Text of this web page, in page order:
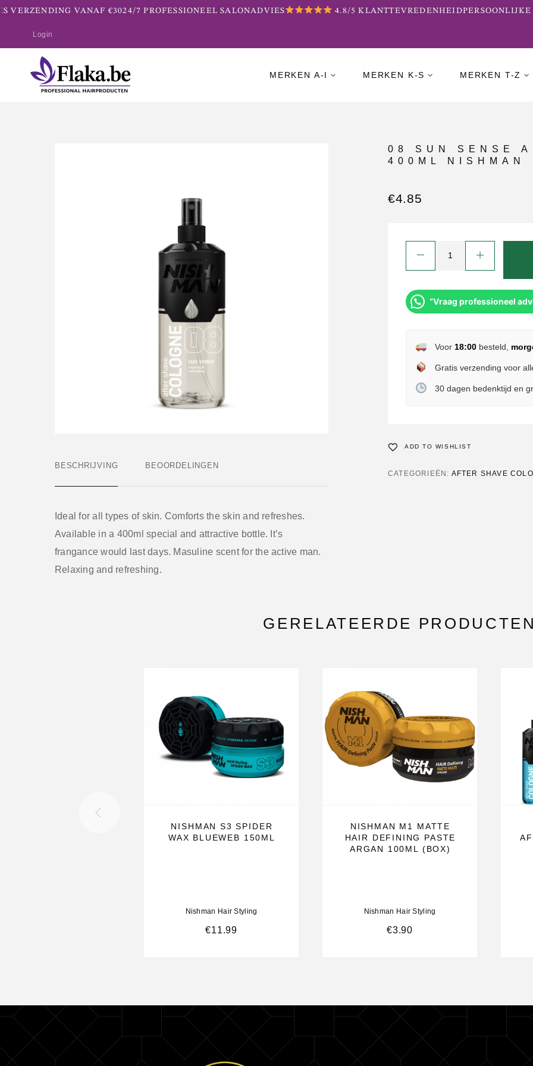
VERZENDING VANAF €3024/7 PROFESSIONEEL SALONADVIES 4.8/5 KLANTTEVREDENHEIDPERSOONLIJKE
Login
MERKEN A-I MERKEN K-S MERKEN T-Z
BESCHRIJVING BEOORDELINGEN
Ideal for all types of skin. Comforts the skin and refreshes.
Available in a 400ml special and attractive bottle. It’s
frangance would last days. Masuline scent for the active man.
Relaxing and refreshing.
08 SUN SENSE
400ML NISHMAN
€4.85
“Vraag professioneel
Voor 18:00besteld,
Gratis verzending voor
30 dagen bedenktijd en
ADD TO WISHLIST
CATEGORIEËN: AFTER SHAVE
GERELATEERDE
NISHMAN S3 SPIDER
WAX BLUEWEB 150ML
Nishman Hair Styling
€11.99
NISHMAN M1 MATTE
HAIR DEFINING PASTE
ARGAN 100ML (BOX)
Nishman Hair Styling
€3.90